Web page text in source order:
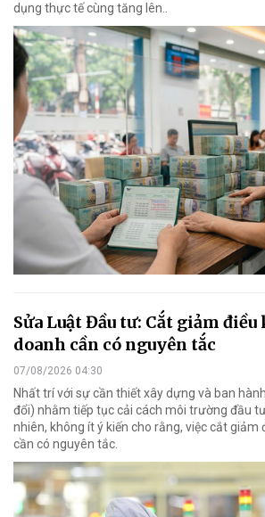
dụng thực tế cùng tăng lên..
Sửa Luật Đầu tư: Cắt giảm
doanh cần có nguyên tắc
07/08/2026 04:30
Nhất trí với sự cần thiết xây dựng và ban
đổi) nhằm tiếp tục cải cách môi trường đầu
nhiên, không ít ý kiến cho rằng, việc cắt giảm
cần có nguyên tắc.